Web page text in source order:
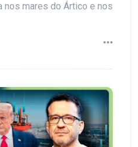
mares do Ártico e nos